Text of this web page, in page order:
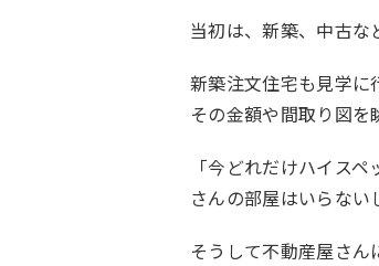
当初は、新築、中古な
新築注文住宅も見学に
その金額や間取り図を
「今どれだけハイス
さんの部屋はいらない
そうして不動産屋さ